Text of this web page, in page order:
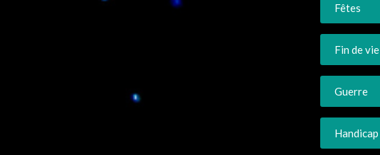
Fêtes
Fin de vie
Guerre
Handicap